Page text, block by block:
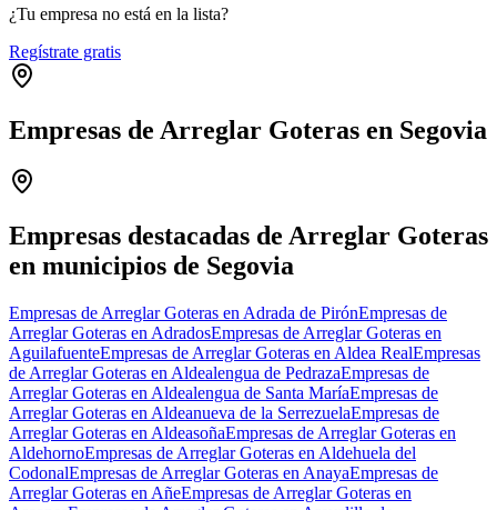
¿Tu empresa no está en la lista?
Regístrate gratis
Empresas de Arreglar Goteras en Segovia
−
Empresas destacadas de Arreglar Goteras
en municipios de Segovia
Empresas de Arreglar Goteras en Adrada de PirónEmpresas de
Arreglar Goteras en AdradosEmpresas de Arreglar Goteras en
AguilafuenteEmpresas de Arreglar Goteras en Aldea RealEmpresas
de Arreglar Goteras en Aldealengua de PedrazaEmpresas de
Arreglar Goteras en Aldealengua de Santa MaríaEmpresas de
Arreglar Goteras en Aldeanueva de la SerrezuelaEmpresas de
Arreglar Goteras en AldeasoñaEmpresas de Arreglar Goteras en
AldehornoEmpresas de Arreglar Goteras en Aldehuela del
CodonalEmpresas de Arreglar Goteras en AnayaEmpresas de
Arreglar Goteras en AñeEmpresas de Arreglar Goteras en